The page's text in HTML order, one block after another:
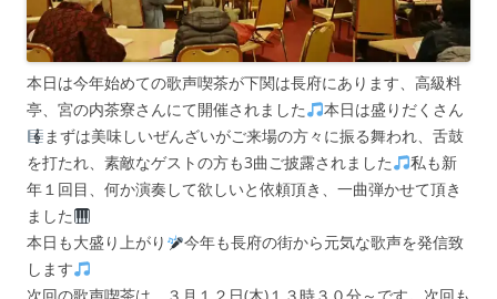
本日は今年始めての歌声喫茶が下関は長府にあります、高級料
亭、宮の内茶寮さんにて開催されました
本日は盛りだくさん
まずは美味しいぜんざいがご来場の方々に振る舞われ、舌鼓
を打たれ、素敵なゲストの方も3曲ご披露されました
私も新
年１回目、何か演奏して欲しいと依頼頂き、一曲弾かせて頂き
ました
本日も大盛り上がり
今年も長府の街から元気な歌声を発信致
します